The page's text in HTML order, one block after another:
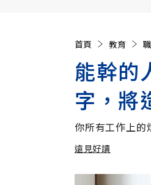
首頁 教育
能幹的
字，將
你所有工作上的
遠見好讀